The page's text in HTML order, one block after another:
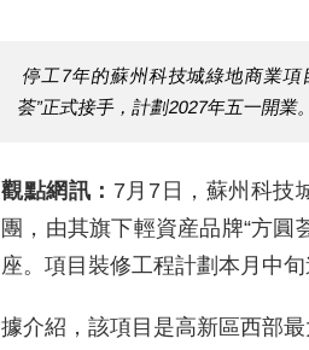
停工7年的蘇州科技城綠地商業
荟”正式接手，計劃2027年五一開業。
觀點網訊： 7月7日，蘇州科技
團，由其旗下輕資産品牌“方圓
座。項目裝修工程計劃本月中
據介紹，該項目是高新區西部